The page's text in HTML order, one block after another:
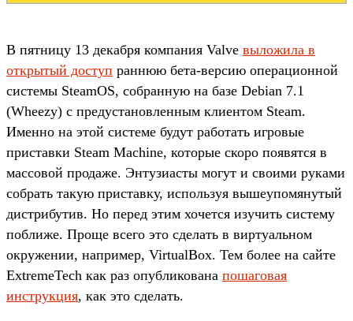
В пятницу 13 декабря компания Valve выложила в
открытый доступ раннюю бета-версию операционной
системы SteamOS, собранную на базе Debian 7.1
(Wheezy) с предустановленным клиентом Steam.
Именно на этой системе будут работать игровые
приставки Steam Machine, которые скоро появятся в
массовой продаже. Энтузиасты могут и своими руками
собрать такую приставку, используя вышеупомянутый
дистрибутив. Но перед этим хочется изучить систему
поближе. Проще всего это сделать в виртуальном
окружении, например, VirtualBox. Тем более на сайте
ExtremeTech как раз опубликована пошаговая
инструкция, как это сделать.